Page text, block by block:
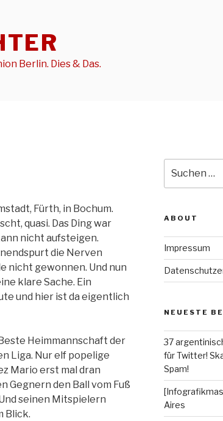
Berlin. Dies & Das.
Fürth, in Bochum.
quasi. Das Ding war
nicht aufsteigen.
die Nerven
nicht gewonnen. Und nun
klare Sache. Ein
und hier ist da eigentlich
Heimmannschaft der
Liga. Nur elf popelige
Mario erst mal dran
Gegnern den Ball vom Fuß
seinen Mitspielern
Blick.
nach:
ABOUT
Impressum
NEUESTE
37
für Twitter!
Spam!
Aires